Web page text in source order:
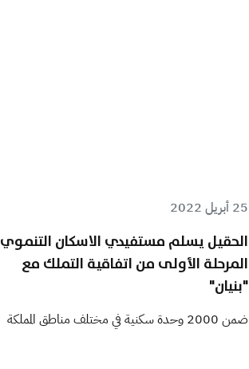
25 أبريل 2022
الحقيل يسلم مستفيدي الاسكان التنموي
المرحلة الأولى من اتفاقية التملك مع
"بنيان"
ضمن 2000 وحدة سكنية في مختلف مناطق المملكة